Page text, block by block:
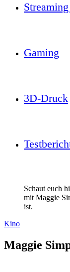
Gaming
3D-Druck
Schaut euch
mit Maggie
ist.
Kino
Maggie